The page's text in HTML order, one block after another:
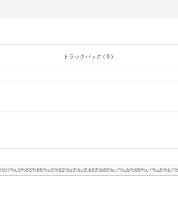
トラックバック ( 0 )